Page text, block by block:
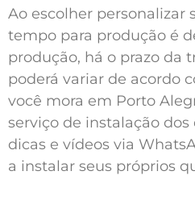
Ao escolher personalizar
tempo para produção é
produção, há o prazo da
poderá variar de acordo
você mora em Porto
serviço de instalação
dicas e vídeos via
a instalar seus próprios